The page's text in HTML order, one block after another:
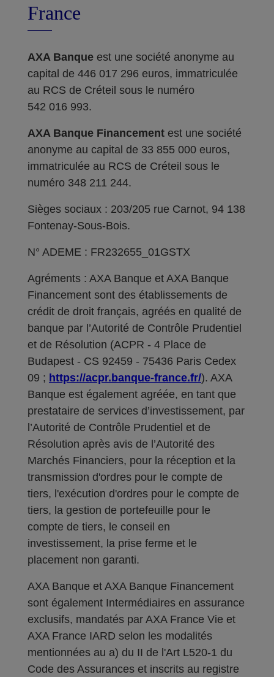
France
AXA Banque est une société anonyme au
capital de 446 017 296 euros, immatriculée
au RCS de Créteil sous le numéro
542 016 993.
AXA Banque Financement est une société
anonyme au capital de 33 855 000 euros,
immatriculée au RCS de Créteil sous le
numéro 348 211 244.
Sièges sociaux : 203/205 rue Carnot, 94 138
Fontenay-Sous-Bois.
N° ADEME : FR232655_01GSTX
Agréments : AXA Banque et AXA Banque
Financement sont des établissements de
crédit de droit français, agréés en qualité de
banque par l’Autorité de Contrôle Prudentiel
et de Résolution (ACPR - 4 Place de
Budapest - CS 92459 - 75436 Paris Cedex
09 ; https://acpr.banque-france.fr/). AXA
Banque est également agréée, en tant que
prestataire de services d’investissement, par
l’Autorité de Contrôle Prudentiel et de
Résolution après avis de l’Autorité des
Marchés Financiers, pour la réception et la
transmission d'ordres pour le compte de
tiers, l'exécution d'ordres pour le compte de
tiers, la gestion de portefeuille pour le
compte de tiers, le conseil en
investissement, la prise ferme et le
placement non garanti.
AXA Banque et AXA Banque Financement
sont également Intermédiaires en assurance
exclusifs, mandatés par AXA France Vie et
AXA France IARD selon les modalités
mentionnées au a) du II de l'Art L520-1 du
Code des Assurances et inscrits au registre